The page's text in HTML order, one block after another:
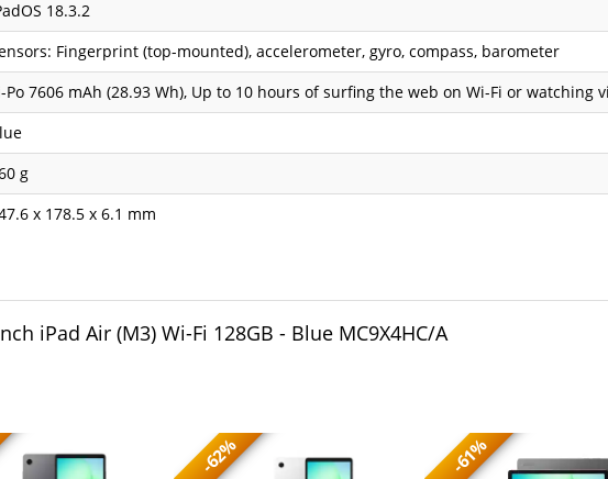
18.3.2
Fingerprint (top-mounted), accelerometer, gyro, compass, barometer
Po 7606 mAh (28.93 Wh), Up to 10 hours of surfing the web on Wi-Fi or watching
g
x 178.5 x 6.1 mm
iPad Air (M3) Wi-Fi 128GB - Blue MC9X4HC/A
-62% -61%